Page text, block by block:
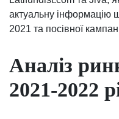
актуальну
2021 та посівної
Аналіз
2021-2022